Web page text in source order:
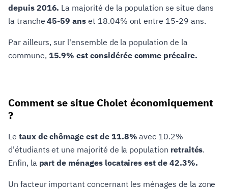
depuis 2016. La majorité de la population se situe dans
la tranche45-59 ans et 18.04% ont entre 15-29 ans.
Par ailleurs, sur l'ensemble de la population de la
commune, 15.9% est considérée comme précaire.
Comment se situe Cholet économiquement
?
Le taux de chômage est de 11.8% avec 10.2%
d'étudiants et une majorité de la population retraités.
Enfin, la part de ménages locataires est de 42.3%.
Un facteur important concernant les ménages de la zone